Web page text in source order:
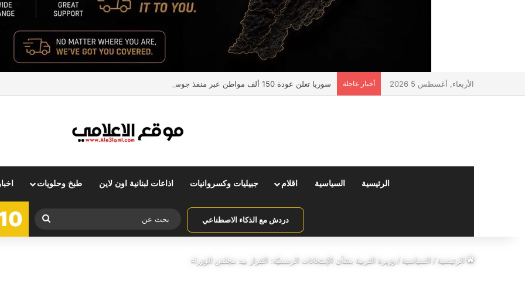
الأربعاء, أغسطس 5 2026 أخبار عاجلة سوريا تعلن عودة 150 ألف مواطن عبر منفذ جوسية مع لبنان
الرئيسية السياسية اقلام جبيليات وكسروانيات اذاعات لبنانية اون لاين طبخ وحلويات
دردش مع الذكاء الاصطناعي
بحث
عن
الرئيسية/ السياسية/وزيرة التربية بشأن الإمتحانات الرسميّة: القرار بيد مجلس الوزراء